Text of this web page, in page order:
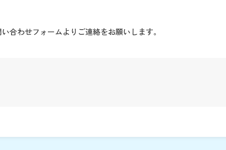
合わせフォームよりご連絡をお願いします。